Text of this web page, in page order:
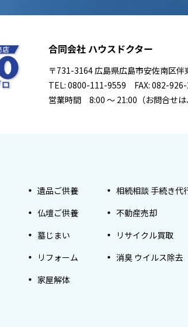
合同会社 ハウスドクター
〒731-3164 広島県広島市安佐南区
TEL: 0800-111-9559 FAX: 082-
営業時間 8:00 ～ 21:00（お問合せ
遺品ご供養
仏壇ご供養
墓じまい
リフォーム
家屋解体
相続相談 手続き代
不動産売却
リサイクル買取
消臭 ウイルス除去